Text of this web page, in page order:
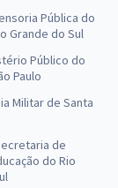
Pública do
Grande do Sul
Público do
Paulo
Militar de Santa
de
do Rio